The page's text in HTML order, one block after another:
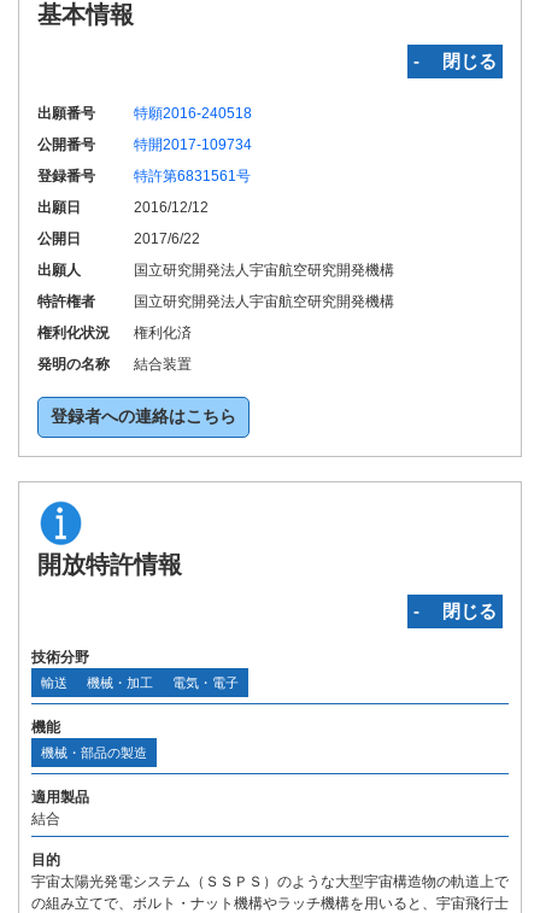
基本情報
‐ 閉じる
出願番号
特願2016-240518
公開番号
特開2017-109734
登録番号
特許第6831561号
出願日
2016/12/12
公開日
2017/6/22
出願人
国立研究開発法人宇宙航空研究開発機構
特許権者
国立研究開発法人宇宙航空研究開発機構
権利化状況
権利化済
発明の名称
結合装置
登録者への連絡はこちら
開放特許情報
‐ 閉じる
技術分野
輸送 機械・加工 電気・電子
機能
機械・部品の製造
適用製品
結合
目的
宇宙太陽光発電システム（ＳＳＰＳ）のような大型宇宙構造物の軌道上で
の組み立てで、ボルト・ナット機構やラッチ機構を用いると、宇宙飛行士